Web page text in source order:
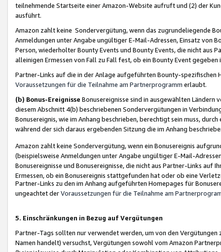
teilnehmende Startseite einer Amazon-Website aufruft und (2) der
ausführt.
Amazon zahlt keine Sondervergütung, wenn das zugrundeliegende
Anmeldungen unter Angabe ungültiger E-Mail-Adressen, Einsatz von
Person, wiederholter Bounty Events und Bounty Events, die nicht
alleinigen Ermessen von Fall zu Fall fest, ob ein Bounty Event
Partner-Links auf die in der Anlage aufgeführten Bounty-spezifischen
Voraussetzungen für die Teilnahme am Partnerprogramm erlaubt.
(b) Bonus-Ereignisse Bonusereignisse sind in ausgewählten Ländern
diesem Abschnitt 4(b) beschriebenen Sondervergütungen in
Bonusereignis, wie im Anhang beschrieben, berechtigt sein muss,
während der sich daraus ergebenden Sitzung die im Anhang
Amazon zahlt keine Sondervergütung, wenn ein Bonusereignis
(beispielsweise Anmeldungen unter Angabe ungültiger E-Mail-
Bonusereignisse und Bonusereignisse, die nicht aus Partner-Links auf
Ermessen, ob ein Bonusereignis stattgefunden hat oder ob eine
Partner-Links zu den im Anhang aufgeführten Homepages für
ungeachtet derVoraussetzungen für die Teilnahme am
5. Einschränkungen in Bezug auf Vergütungen
Partner-Tags sollten nur verwendet werden, um von den
Namen handelt) versuchst, Vergütungen sowohl vom Amazon